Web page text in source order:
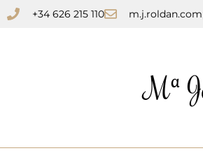
+34 626 215 110
Mª